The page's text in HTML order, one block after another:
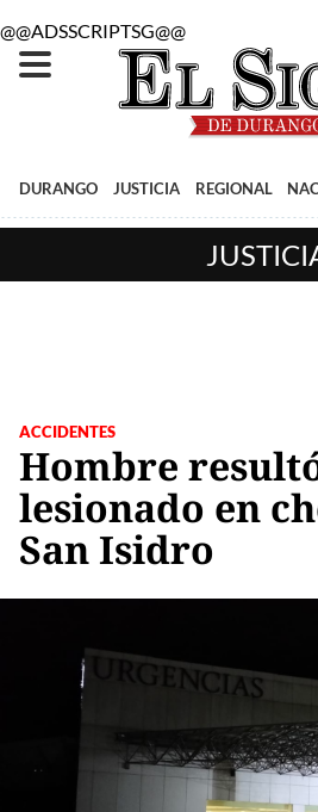
@@ADSSCRIPTSG@@
DURANGO JUSTICIA REGIONAL
ACCIDENTES
Hombre
lesionado en
San Isidro